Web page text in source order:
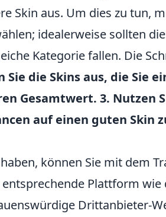
Skin aus. Um dies zu tun,
idealerweise sollten
Kategorie fallen. Die
Sie die Skins aus, die Sie
Gesamtwert. 3. Nutzen
auf einen guten Skin
können Sie mit dem
Plattform
Drittanbieter-